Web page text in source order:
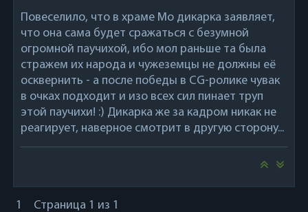
Повеселило, что в храме Мо дикарка заявляет,
что она сама будет сражаться с безумной
огромной паучихой, ибо мол раньше та была
стражем их народа и чужеземцы не должны её
осквернить - а после победы в CG-ролике чувак
в очках подходит и изо всех сил пинает труп
этой паучихи! :) Дикарка же за кадром никак не
реагирует, наверное смотрит в другую сторону...
Страница 1 из 1
1